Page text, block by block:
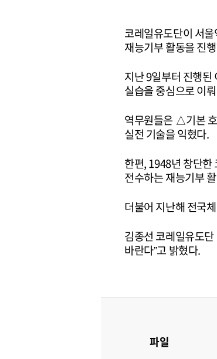
코레일유도단이 서
재능기부 활동을 진
지난 9일부터 진행된
실습을 중심으로 이
역무원들은 △기본
실전 기술을 익혔다.
한편, 1948년 창단한
전수하는 재능기부
더불어 지난해 전국
김종선 코레일유도
바란다”고 밝혔다.
파일